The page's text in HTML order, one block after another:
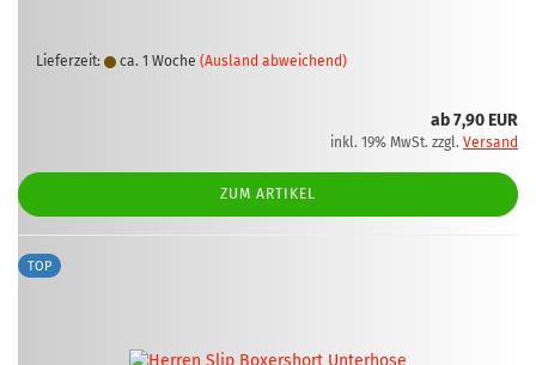
Lieferzeit: ca. 1 Woche (Ausland abweichend)
ab 7,90 EUR
inkl. 19% MwSt. zzgl. Versand
ZUM ARTIKEL
TOP